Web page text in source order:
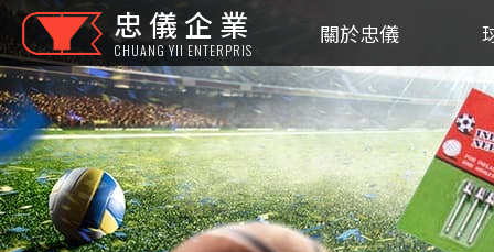
忠儀企業
CHUANG YII ENTERPRIS
關於忠儀